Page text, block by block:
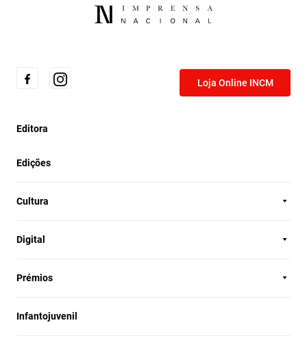
Loja Online INCM
Editora
Edições
Cultura
Digital
Prémios
Infantojuvenil